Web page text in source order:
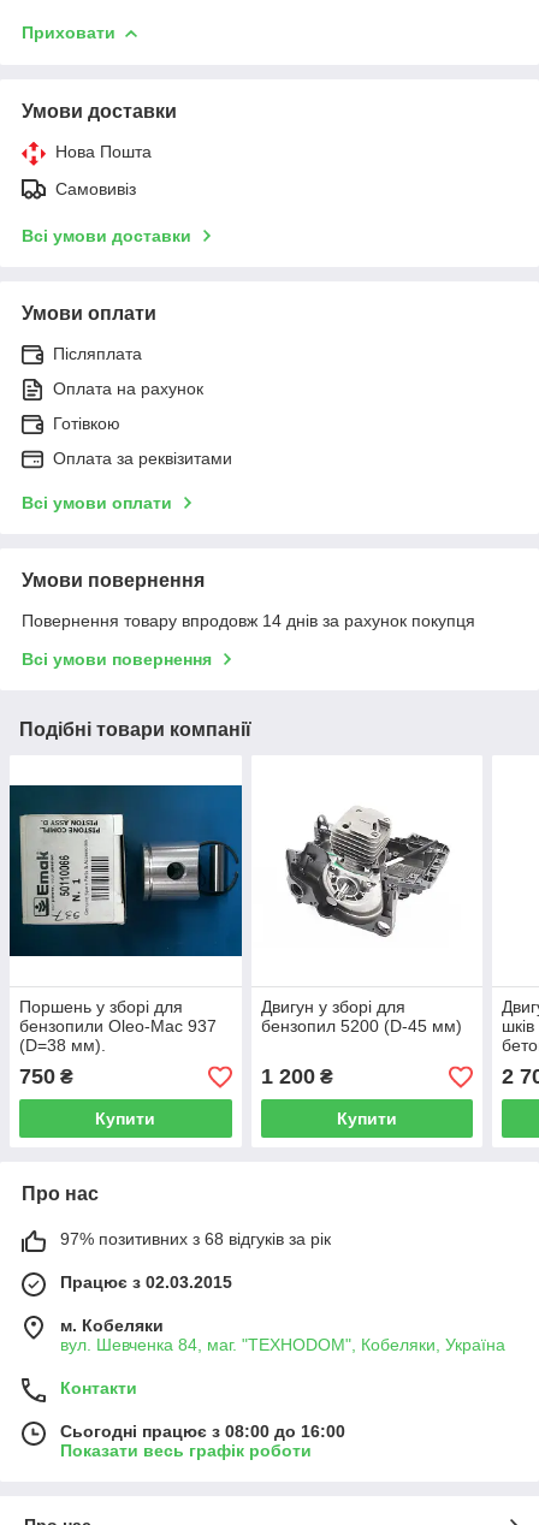
Приховати
Умови доставки
Нова Пошта
Самовивіз
Всі умови доставки
Умови оплати
Післяплата
Оплата на рахунок
Готівкою
Оплата за реквізитами
Всі умови оплати
Умови повернення
Повернення товару впродовж 14 днів за рахунок покупця
Всі умови повернення
Подібні товари компанії
Поршень у зборі для
бензопили Oleo-Mac 937
(D=38 мм).
750 ₴
Купити
Двигун у зборі для
бензопил 5200 (D-45 мм)
1 200₴
Купити
125
2
Про нас
97% позитивних з 68 відгуків за рік
Працює з 02.03.2015
м. Кобеляки
вул. Шевченка 84, маг. "ТЕХНОDOM", Кобеляки, Україна
Контакти
Сьогодні працює з 08:00 до 16:00
Показати весь графік роботи